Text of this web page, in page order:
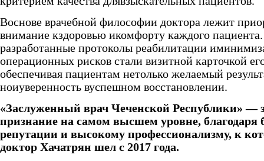
Воснове врачебной философии доктора лежит
внимание кздоровью икомфорту каждого
разработанные протоколы реабилитации
операционных рисков стали визитной карточкой
обеспечивая пациентам нетолько желаемый
ноиуверенность вуспешном восстановлении.
«Заслуженный врач Чеченской Республики» —
признание на самом высшем уровне, благодаря
репутации и высокому профессионализму, к
доктор Хачатрян шел с 2017 года.